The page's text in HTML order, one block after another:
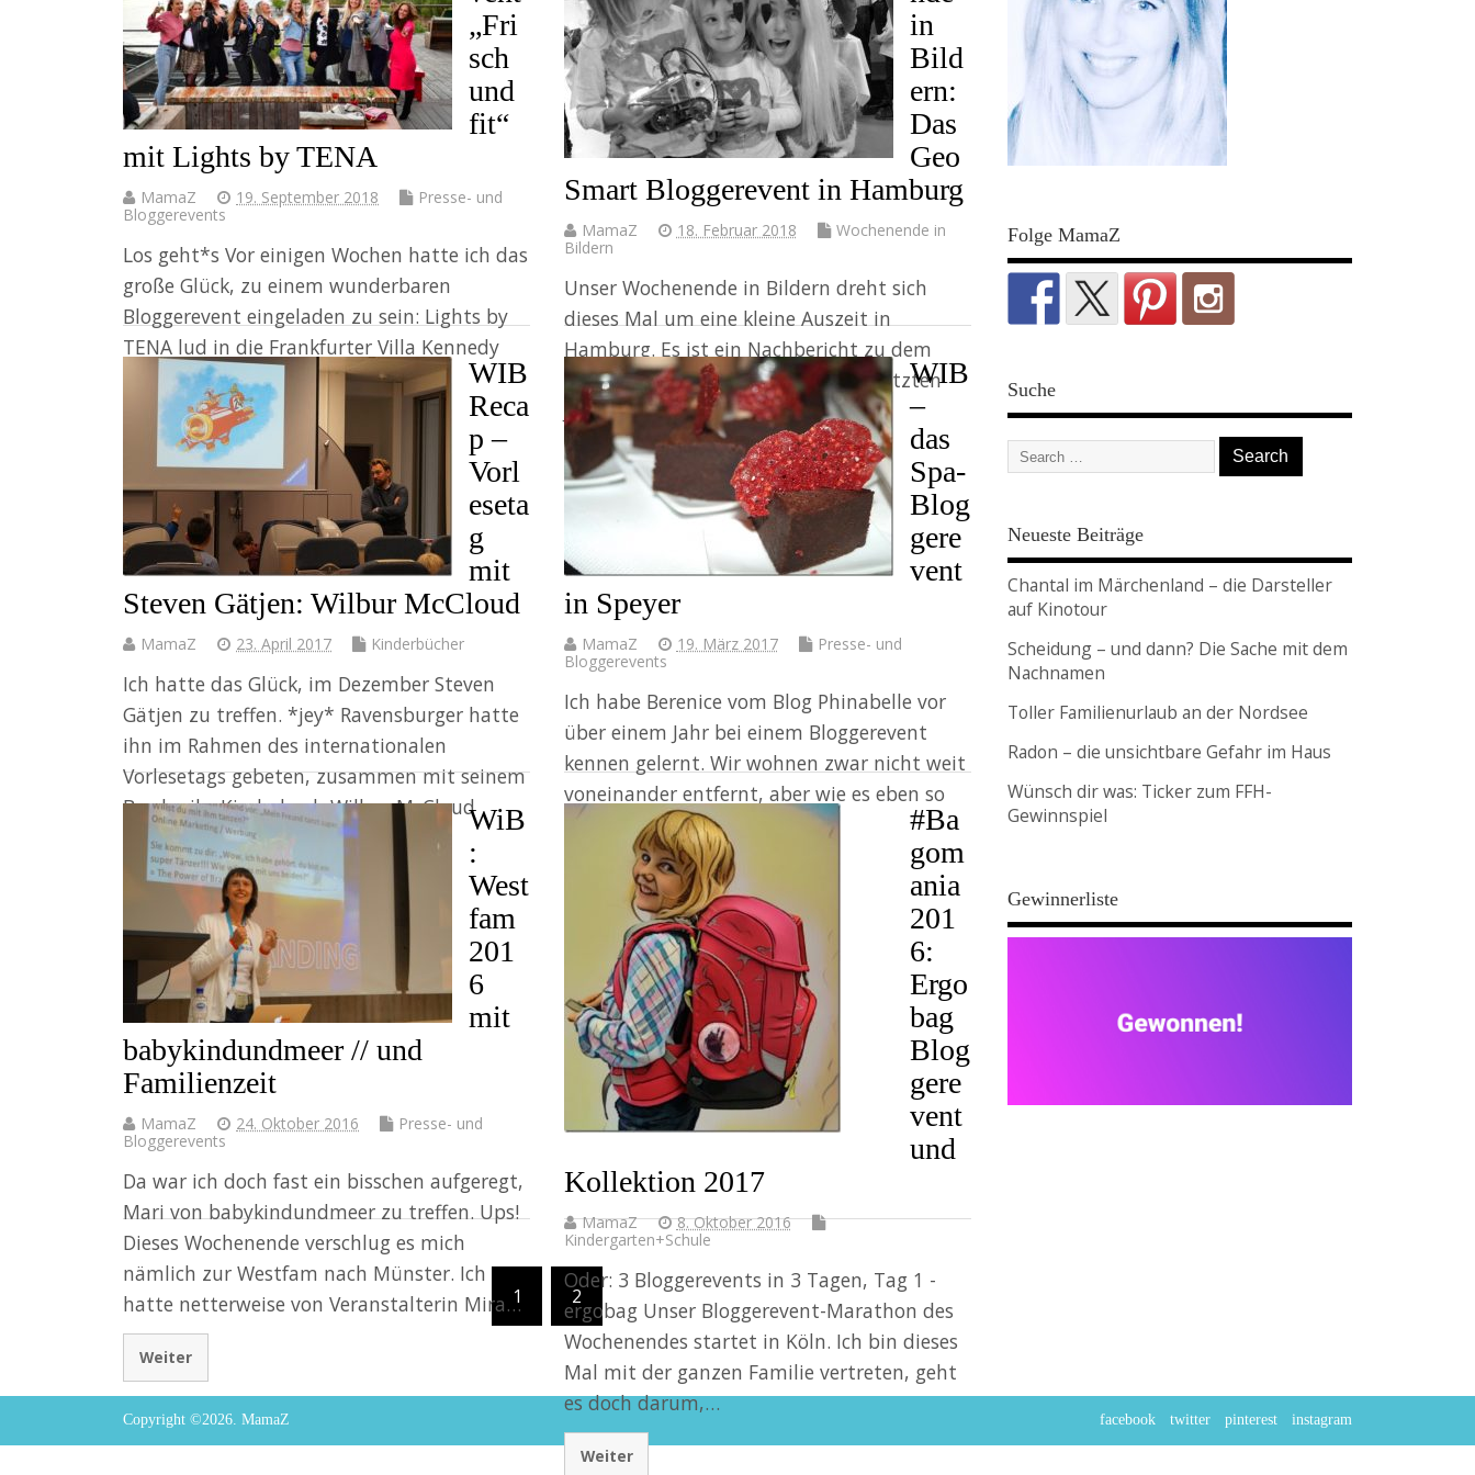
„Fri
sch
und
fit“
mit Lights by TENA
MamaZ 19. September 2018
Presse- und
Bloggerevents
Los geht*s Vor einigen Wochen hatte ich das
große Glück, zu einem wunderbaren
Bloggerevent eingeladen zu sein: Lights by
TENA lud in die Frankfurter Villa Kennedy
ein und hatte noch…
Weiter
in
Bild
ern:
Das
Geo
Smart Bloggerevent in Hamburg
MamaZ 18. Februar 2018
Wochenende in
Bildern
Unser Wochenende in Bildern dreht sich
dieses Mal um eine kleine Auszeit in
Hamburg. Es ist ein Nachbericht zu dem
GeoSmart Bloggerevent, das Ende letzten
Jahres stattfand. Leider war der…
Weiter
WIB
Reca
p –
Vorl
eseta
g
mit
Steven Gätjen: Wilbur McCloud
MamaZ 23. April 2017 Kinderbücher
Ich hatte das Glück, im Dezember Steven
Gätjen zu treffen. *jey* Ravensburger hatte
ihn im Rahmen des internationalen
Vorlesetags gebeten, zusammen mit seinem
Bruder ihr Kinderbuch Wilbur McCloud
vorzustellen. Ich…
Weiter
WIB
–
das
Spa-
Blog
gere
vent
in Speyer
MamaZ 19. März 2017
Presse- und
Bloggerevents
Ich habe Berenice vom Blog Phinabelle vor
über einem Jahr bei einem Bloggerevent
kennen gelernt. Wir wohnen zwar nicht weit
voneinander entfernt, aber wie es eben so
oft ist -…
Weiter
WiB
:
West
fam
201
6
mit
babykindundmeer // und
Familienzeit
MamaZ 24. Oktober 2016
Presse- und
Bloggerevents
Da war ich doch fast ein bisschen aufgeregt,
Mari von babykindundmeer zu treffen. Ups!
Dieses Wochenende verschlug es mich
nämlich zur Westfam nach Münster. Ich
hatte netterweise von Veranstalterin M­ira…
Weiter
#Ba
gom
ania
201
6:
Ergo
bag
Blog
gere
vent
und
Kollektion 2017
MamaZ
8. Oktober 2016
Kindergarten+Schule
Oder: 3 Bloggerevents in 3 Tagen, Tag 1 -
ergobag Unser Bloggerevent-Marathon des
Wochenendes startet in Köln. Ich bin dieses
Mal mit der ganzen Familie vertreten, geht
es doch darum,…
Weiter
1 2
Folge MamaZ
Suche
Neueste Beiträge
Chantal im Märchenland – die Darsteller
auf Kinotour
Scheidung – und dann? Die Sache mit dem
Nachnamen
Toller Familienurlaub an der Nordsee
Radon – die unsichtbare Gefahr im Haus
Wünsch dir was: Ticker zum FFH-
Gewinnspiel
Gewinnerliste
Copyright ©2026. MamaZ facebook twitter pinterest instagram